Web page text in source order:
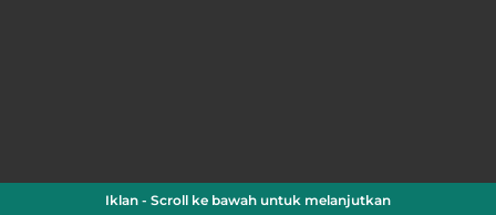
Iklan - Scroll ke bawah untuk melanjutkan